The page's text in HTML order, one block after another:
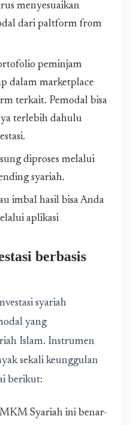
menyesuaikan
dari paltform from
peminjam
dalam marketplace
terkait. Pemodal bisa
terlebih dahulu
diproses melalui
syariah.
imbal hasil bisa Anda
aplikasi
berbasis
syariah
yang
Islam. Instrumen
sekali keunggulan
berikut:
Syariah ini benar-